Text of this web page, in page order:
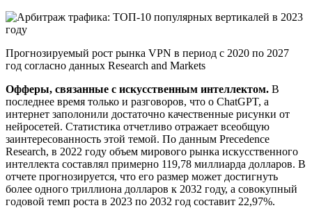
Прогнозируемый рост рынка VPN в период с 2020 по 2027
год согласно данных Research and Markets
Офферы, связанные с искусственным интеллектом. В
последнее время только и разговоров, что о ChatGPT, а
интернет заполонили достаточно качественные рисунки от
нейросетей. Статистика отчетливо отражает всеобщую
заинтересованность этой темой. По данным Precedence
Research, в 2022 году объем мирового рынка искусственного
интеллекта составлял примерно 119,78 миллиарда долларов. В
отчете прогнозируется, что его размер может достигнуть
более одного триллиона долларов к 2032 году, а совокупный
годовой темп роста в 2023 по 2032 год составит 22,97%.